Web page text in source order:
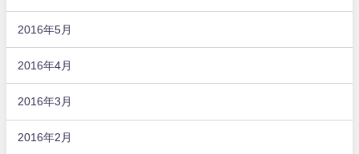
2016年5月
2016年4月
2016年3月
2016年2月